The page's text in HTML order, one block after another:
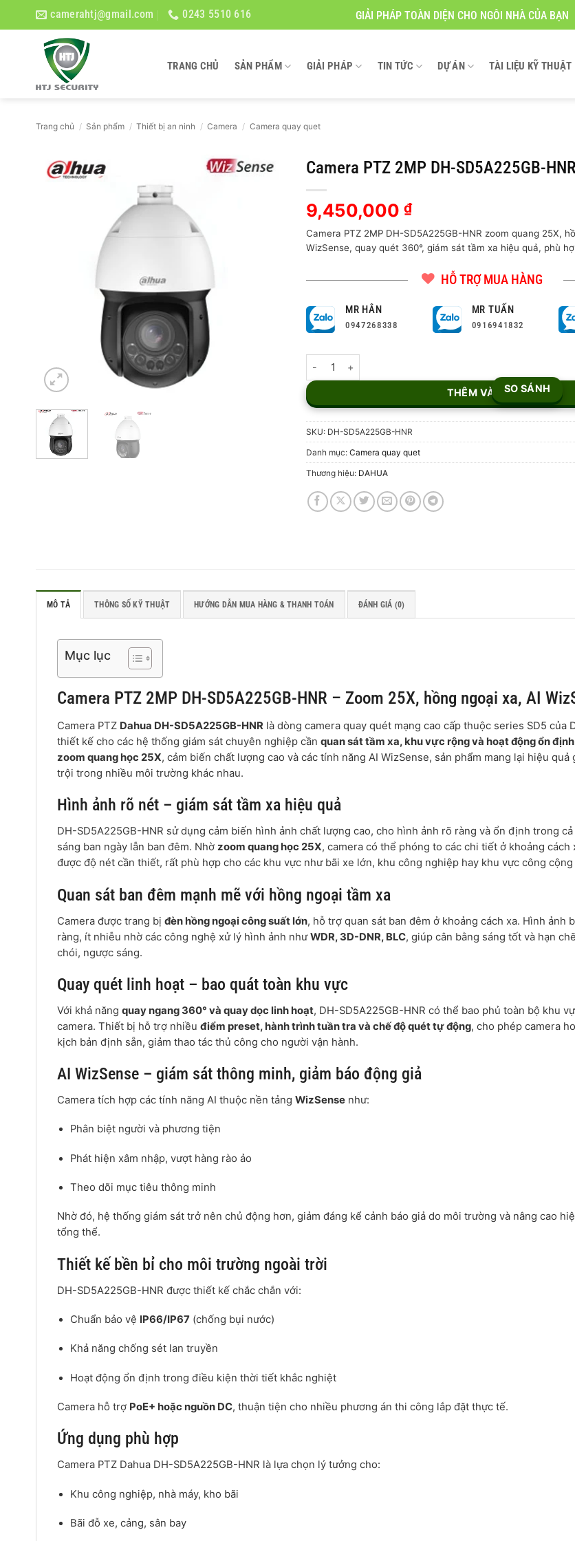
camerahtj@gmail.com 0243 5510 616 GIẢI PHÁP TOÀN DIỆN CHO NGÔI NHÀ CỦA BẠN
TRANG CHỦ SẢN PHẨM GIẢI PHÁP TIN TỨC DỰ ÁN TÀI LIỆU KỸ THUẬT
Trang chủ / Sản phẩm / Thiết bị an ninh / Camera / Camera quay quet
Camera PTZ 2MP DH-SD5A225GB-HNR
9,450,000₫
Camera PTZ 2MP DH-SD5A225GB-HNR zoom quang 25X,
WizSense, quay quét 360°, giám sát tầm xa hiệu quả, phù
HỖ TRỢ MUA HÀNG
MR HÂN
0947268338
MR TUẤN
0916941832
Camera PTZ 2MP DH-SD5A225GB-HNR số lượng
THÊM VÀO GIỎSO SÁNH
SKU: DH-SD5A225GB-HNR
Danh mục:Camera quay quet
Thương hiệu: DAHUA
MÔ TẢ THÔNG SỐ KỸ THUẬT HƯỚNG DẪN MUA HÀNG & THANH TOÁN ĐÁNH GIÁ (0)
Mục lục
Camera PTZ 2MP DH-SD5A225GB-HNR – Zoom 25X, hồng ngoại xa, AI
Camera PTZ Dahua DH-SD5A225GB-HNR là dòng camera quay quét mạng cao cấp thuộc series SD5 của
thiết kế cho các hệ thống giám sát chuyên nghiệp cần quan sát tầm xa, khu vực rộng và hoạt động ổn
zoom quang học 25X, cảm biến chất lượng cao và các tính năng AI WizSense, sản phẩm mang lại hiệu quả
trội trong nhiều môi trường khác nhau.
Hình ảnh rõ nét – giám sát tầm xa hiệu quả
DH-SD5A225GB-HNR sử dụng cảm biến hình ảnh chất lượng cao, cho hình ảnh rõ ràng và ổn định trong
sáng ban ngày lẫn ban đêm. Nhờ zoom quang học 25X, camera có thể phóng to các chi tiết ở khoảng cách
được độ nét cần thiết, rất phù hợp cho các khu vực như bãi xe lớn, khu công nghiệp hay khu vực công
Quan sát ban đêm mạnh mẽ với hồng ngoại tầm xa
Camera được trang bị đèn hồng ngoại công suất lớn, hỗ trợ quan sát ban đêm ở khoảng cách xa. Hình ảnh
ràng, ít nhiễu nhờ các công nghệ xử lý hình ảnh nhưWDR, 3D-DNR, BLC, giúp cân bằng sáng tốt và hạn
chói, ngược sáng.
Quay quét linh hoạt – bao quát toàn khu vực
Với khả năng quay ngang 360° và quay dọc linh hoạt, DH-SD5A225GB-HNR có thể bao phủ toàn bộ khu
camera. Thiết bị hỗ trợ nhiều điểm preset, hành trình tuần tra và chế độ quét tự động, cho phép camera
kịch bản định sẵn, giảm thao tác thủ công cho người vận hành.
AI WizSense – giám sát thông minh, giảm báo động giả
Camera tích hợp các tính năng AI thuộc nền tảng WizSense như:
Phân biệt người và phương tiện
Phát hiện xâm nhập, vượt hàng rào ảo
Theo dõi mục tiêu thông minh
Nhờ đó, hệ thống giám sát trở nên chủ động hơn, giảm đáng kể cảnh báo giả do môi trường và nâng cao
tổng thể.
Thiết kế bền bỉ cho môi trường ngoài trời
DH-SD5A225GB-HNR được thiết kế chắc chắn với:
Chuẩn bảo vệ IP66/IP67 (chống bụi nước)
Khả năng chống sét lan truyền
Hoạt động ổn định trong điều kiện thời tiết khắc nghiệt
Camera hỗ trợ PoE+ hoặc nguồn DC, thuận tiện cho nhiều phương án thi công lắp đặt thực tế.
Ứng dụng phù hợp
Camera PTZ Dahua DH-SD5A225GB-HNR là lựa chọn lý tưởng cho:
Khu công nghiệp, nhà máy, kho bãi
Bãi đỗ xe, cảng, sân bay